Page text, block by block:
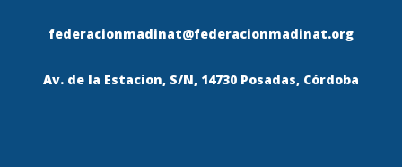
federacionmadinat@federacionmadinat.org
Av. de la Estacion, S/N, 14730 Posadas, Córdoba